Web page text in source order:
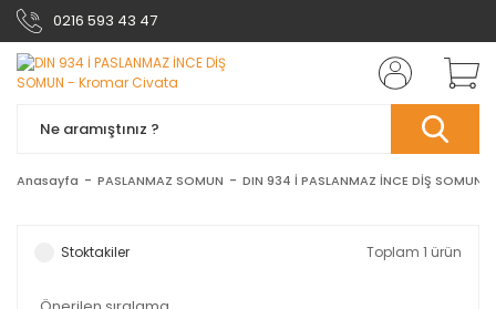
0216 593 43 47
Anasayfa PASLANMAZ SOMUN DIN 934 İ PASLANMAZ İNCE DİŞ SOMUN
Stoktakiler Toplam 1 ürün